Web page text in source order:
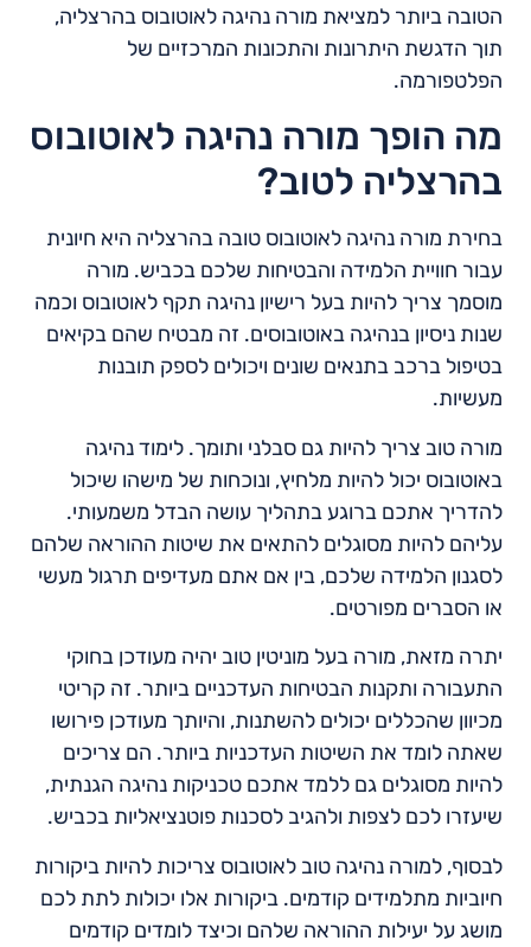
הטובה ביותר למציאת מורה נהיגה לאוטובוס בהרצליה,
תוך הדגשת היתרונות והתכונות המרכזיים של
הפלטפורמה.
מה הופך מורה נהיגה לאוטובוס
בהרצליה לטוב?
בחירת מורה נהיגה לאוטובוס טובה בהרצליה היא חיונית
עבור חוויית הלמידה והבטיחות שלכם בכביש. מורה
מוסמך צריך להיות בעל רישיון נהיגה תקף לאוטובוס וכמה
שנות ניסיון בנהיגה באוטובוסים. זה מבטיח שהם בקיאים
בטיפול ברכב בתנאים שונים ויכולים לספק תובנות
מעשיות.
מורה טוב צריך להיות גם סבלני ותומך. לימוד נהיגה
באוטובוס יכול להיות מלחיץ, ונוכחות של מישהו שיכול
להדריך אתכם ברוגע בתהליך עושה הבדל משמעותי.
עליהם להיות מסוגלים להתאים את שיטות ההוראה שלהם
לסגנון הלמידה שלכם, בין אם אתם מעדיפים תרגול מעשי
או הסברים מפורטים.
יתרה מזאת, מורה בעל מוניטין טוב יהיה מעודכן בחוקי
התעבורה ותקנות הבטיחות העדכניים ביותר. זה קריטי
מכיוון שהכללים יכולים להשתנות, והיותך מעודכן פירושו
שאתה לומד את השיטות העדכניות ביותר. הם צריכים
להיות מסוגלים גם ללמד אתכם טכניקות נהיגה הגנתית,
שיעזרו לכם לצפות ולהגיב לסכנות פוטנציאליות בכביש.
לבסוף, למורה נהיגה טוב לאוטובוס צריכות להיות ביקורות
חיוביות מתלמידים קודמים. ביקורות אלו יכולות לתת לכם
מושג על יעילות ההוראה שלהם וכיצד לומדים קודמים